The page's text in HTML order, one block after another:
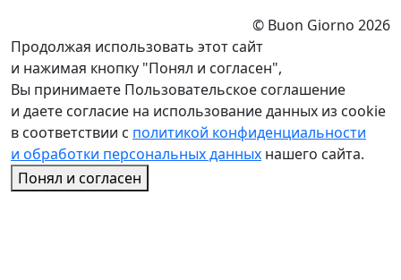
© Buon Giorno 2026
Продолжая использовать этот сайт
и нажимая кнопку "Понял и согласен",
Вы принимаете Пользовательское соглашение
и даете согласие на использование данных из cookie
в соответствии с политикой конфиденциальности
и обработки персональных данных нашего сайта.
Понял и согласен